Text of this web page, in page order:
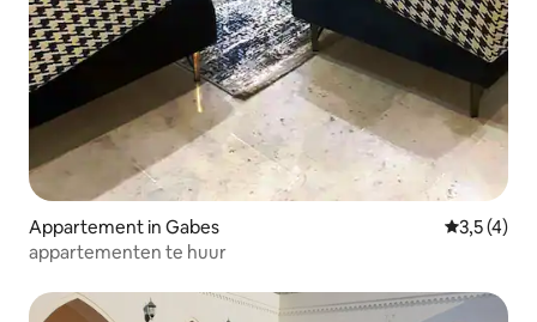
Appartement in Gabes
3,5 (4)
appartementen te huur